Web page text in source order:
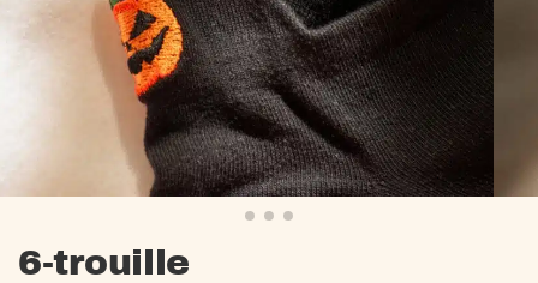
6-trouille